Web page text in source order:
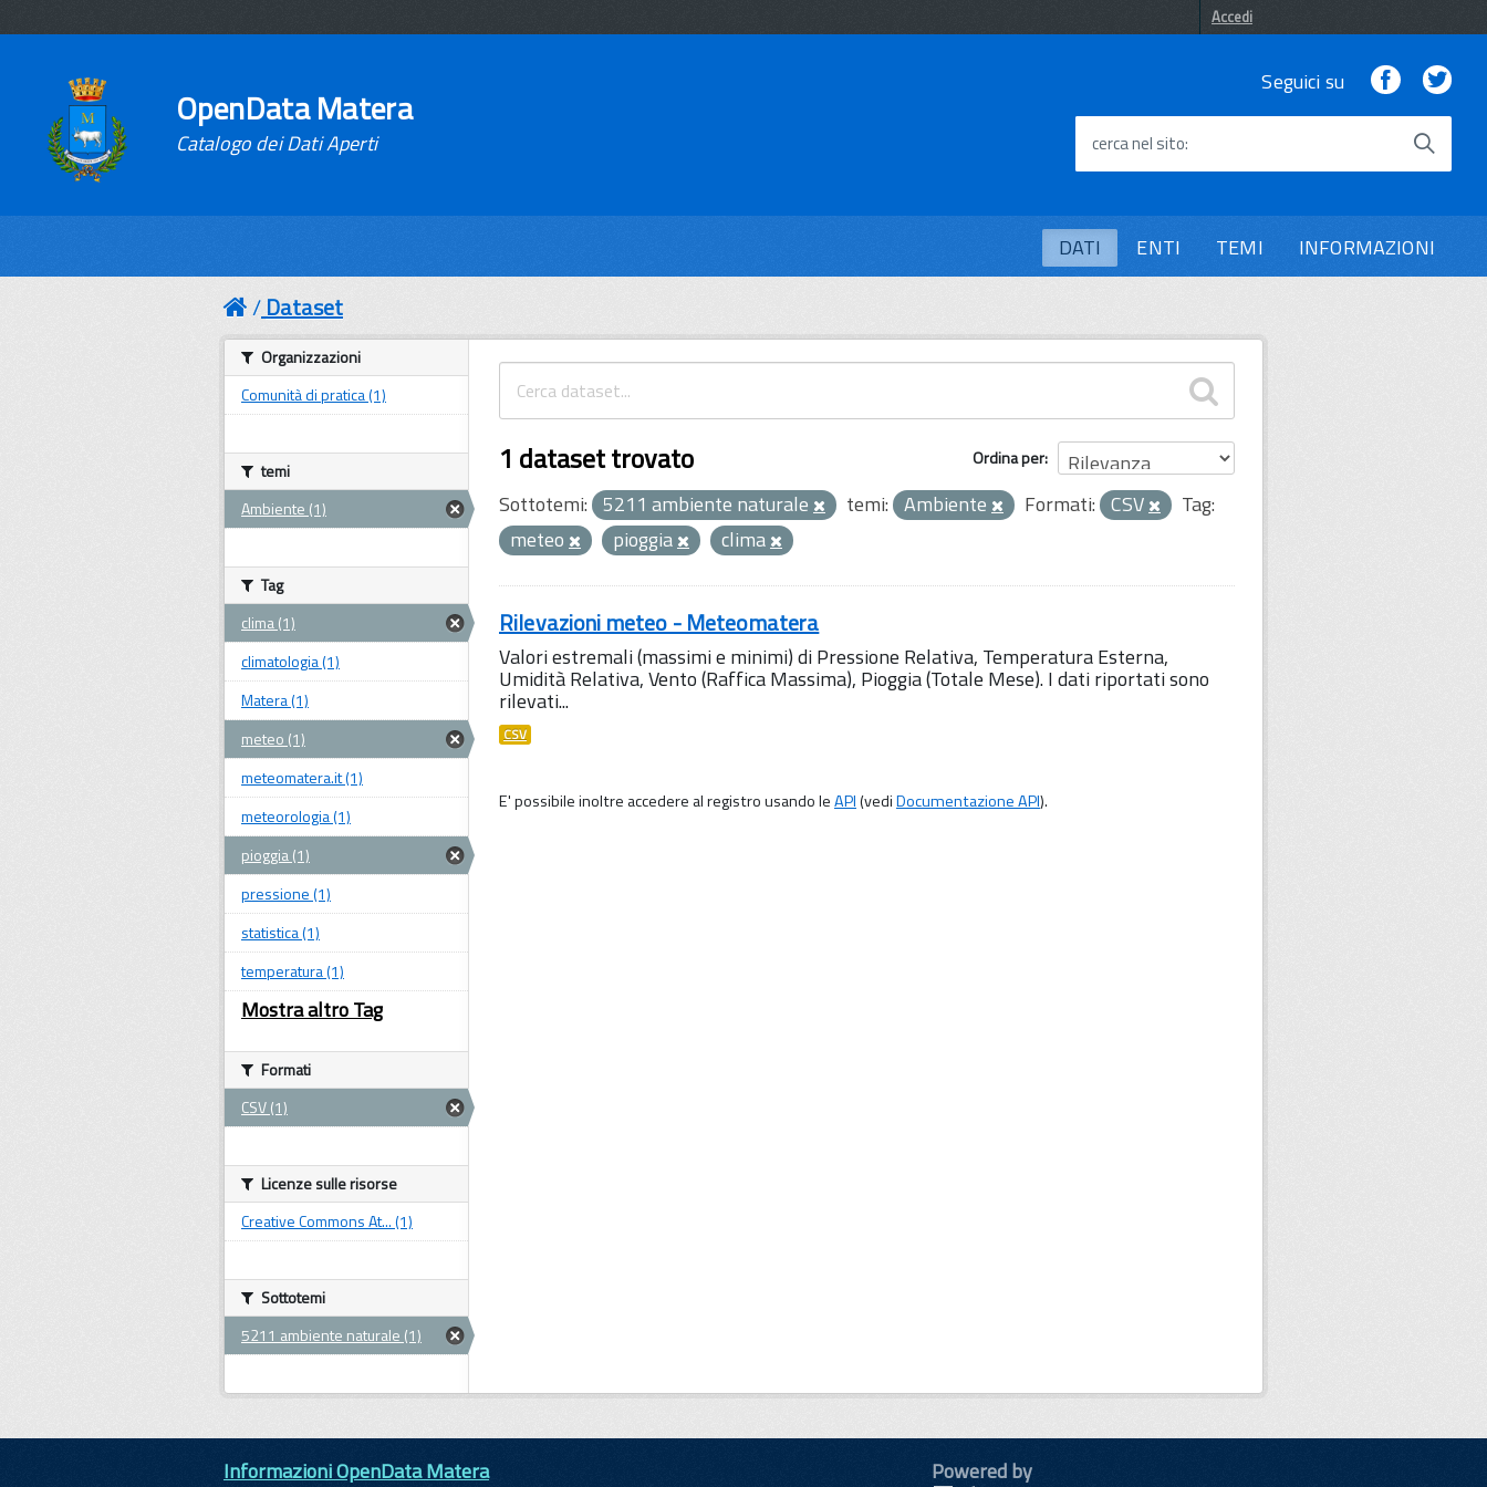
Accedi
OpenData Matera
Catalogo dei Dati Aperti
Seguici su Facebook
cerca nel sito
DATI ENTI TEMI INFORMAZIONI
Dataset
Ordina per
1 dataset trovato
Sottotemi: 5211 ambiente naturale temi: Ambiente Formati: CSV
Tag:
meteo
pioggia clima
Rilevazioni meteo - Meteomatera
Valori estremali (massimi e minimi) di Pressione Relativa, Temperatura Esterna,
Umidità Relativa, Vento (Raffica Massima), Pioggia (Totale Mese). I dati riportati sono
rilevati...
CSV
E' possibile inoltre accedere al registro usando leAPI(vediDocumentazione API).
Organizzazioni
Comunità di pratica (1)
temi
Ambiente (1)
Tag
clima (1)
climatologia (1)
Matera (1)
meteo (1)
meteomatera.it (1)
meteorologia (1)
pioggia (1)
pressione (1)
statistica (1)
temperatura (1)
Mostra altro Tag
Formati
CSV (1)
Licenze sulle risorse
Creative Commons At... (1)
Sottotemi
5211 ambiente naturale (1)
Informazioni OpenData Matera
Powered by